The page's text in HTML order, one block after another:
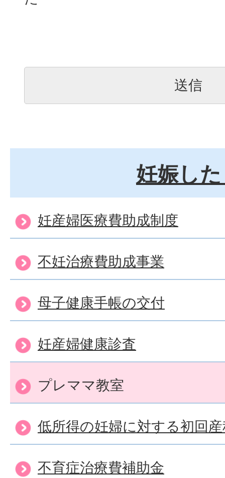
妊娠し
妊産婦医療費助成制度
不妊治療費助成事業
母子健康手帳の交付
妊産婦健康診査
プレママ教室
低所得の妊婦に対する初回
不育症治療費補助金